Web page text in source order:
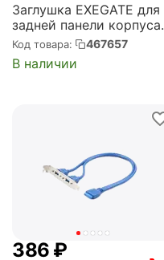
Заглушка EXEGATE для
задней панели корпуса,
ATX/mATX белая
(EX297530RUS)
Код товара: 467657
В наличии
‍386‍ ₽